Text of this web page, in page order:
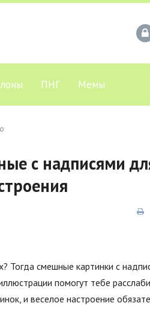
ПНГ Мемы
с надписями
Тогда смешные картинки с
помогут тебе
и веселое настроение